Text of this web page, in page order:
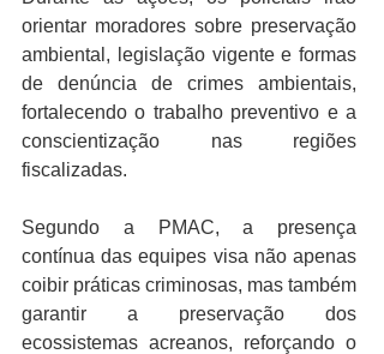
orientar moradores sobre preservação
ambiental, legislação vigente e formas
de denúncia de crimes ambientais,
fortalecendo o trabalho preventivo e a
conscientização nas regiões
fiscalizadas.
Segundo a PMAC, a presença
contínua das equipes visa não apenas
coibir práticas criminosas, mas também
garantir a preservação dos
ecossistemas acreanos, reforçando o